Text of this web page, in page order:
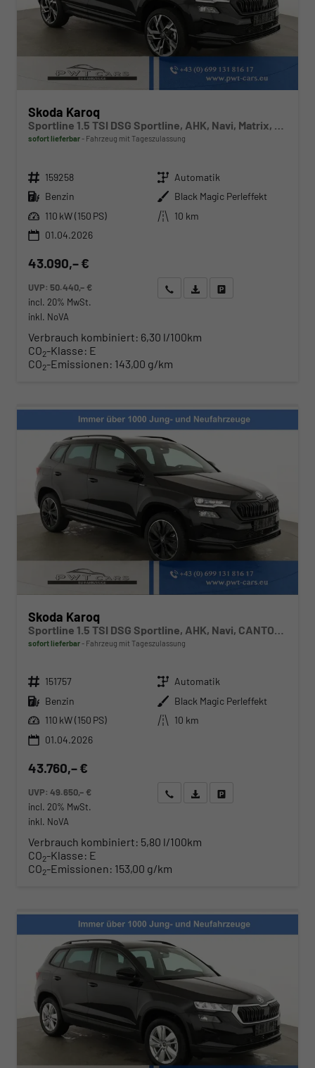
Skoda Karoq
Sportline 1.5 TSI DSG Sportline, AHK, Navi, Matrix, Side, el. Klappe, Winter, 5 J.-Garantie
sofort lieferbar Fahrzeug mit Tageszulassung
Fahrzeugnr. 159258 Getriebe Automatik
Kraftstoff Benzin Außenfarbe Black Magic Perleffekt
Leistung 110 kW (150 PS) Kilometerstand
10 km
01.04.2026
43.090,– €
UVP: 50.440,– €
incl. 20% MwSt.
inkl. NoVA
Wir rufen Sie anAngebot drucken (PDF)
Verbrauch kombiniert: 6,30 l/100km
CO2-Klasse: E
CO2-Emissionen: 143,00 g/km
Skoda Karoq
sofort lieferbar Fahrzeug mit Tageszulassung
Fahrzeugnr. 151757 Getriebe Automatik
Kraftstoff Benzin Außenfarbe Black Magic Perleffekt
Leistung 110 kW (150 PS) Kilometerstand
10 km
01.04.2026
43.760,– €
UVP:49.650,– €
incl. 20% MwSt.
inkl. NoVA
Wir rufen Sie anAngebot drucken (PDF)
Verbrauch kombiniert: 5,80 l/100km
CO2-Klasse: E
CO2-Emissionen: 153,00 g/km